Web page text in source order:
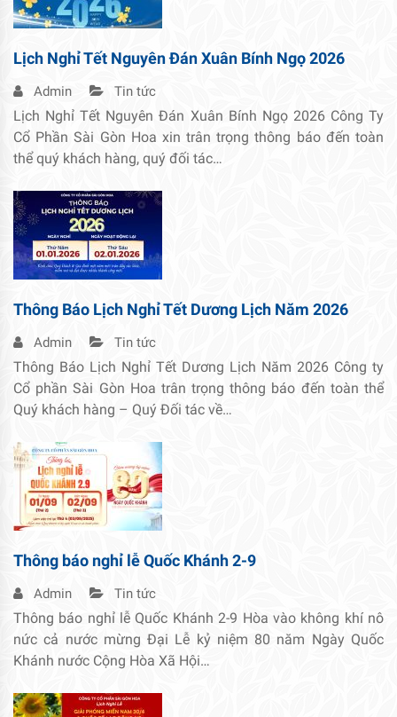
Lịch Nghỉ Tết Nguyên Đán Xuân Bính Ngọ 2026
Admin Tin tức
Lịch Nghỉ Tết Nguyên Đán Xuân Bính Ngọ 2026 Công Ty
Cổ Phần Sài Gòn Hoa xin trân trọng thông báo đến toàn
thể quý khách hàng, quý đối tác…
Thông Báo Lịch Nghỉ Tết Dương Lịch Năm 2026
Admin Tin tức
Thông Báo Lịch Nghỉ Tết Dương Lịch Năm 2026 Công ty
Cổ phần Sài Gòn Hoa trân trọng thông báo đến toàn thể
Quý khách hàng – Quý Đối tác về…
Thông báo nghỉ lễ Quốc Khánh 2-9
Admin Tin tức
Thông báo nghỉ lễ Quốc Khánh 2-9 Hòa vào không khí nô
nức cả nước mừng Đại Lễ kỷ niệm 80 năm Ngày Quốc
Khánh nước Cộng Hòa Xã Hội…